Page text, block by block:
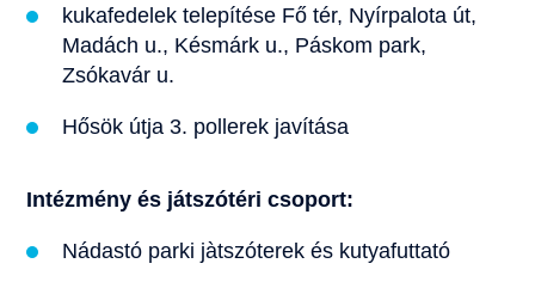
kukafedelek telepítése Fő tér, Nyírpalota út,
Madách u., Késmárk u., Páskom park,
Zsókavár u.
Hősök útja 3. pollerek javítása
Intézmény és játszótéri csoport:
Nádastó parki jàtszóterek és kutyafuttató